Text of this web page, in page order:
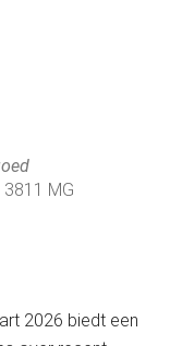
MG
2026 biedt een